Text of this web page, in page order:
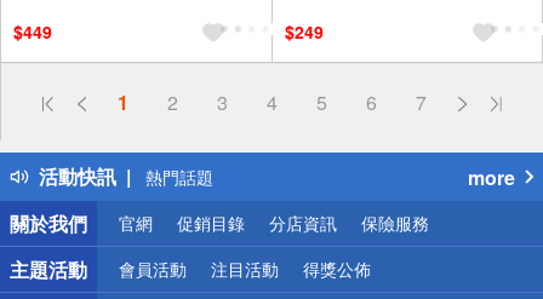
$449 $249
1 2 3 4 5 6 7
活動快訊
偏遠地區配送
得獎公告
熱門話題
銀行優惠
偏遠地區配送
詐騙網頁！請小心！
more
關於我們
官網 促銷目錄 分店資訊 保險服務
主題活動 會員活動 注目活動 得獎公佈